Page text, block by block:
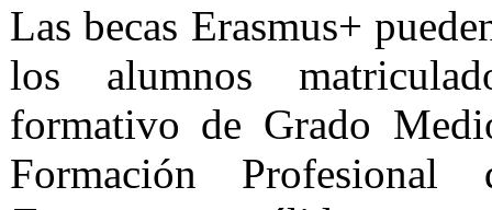
Las becas Erasmus+
los alumnos
formativo de Grado
Formación